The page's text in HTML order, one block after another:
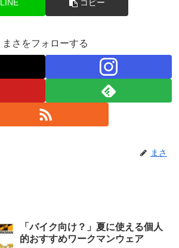
LINE コピー
まさをフォローする
まさ
「バイク向け？」夏に使える個人
的おすすめワークマンウェア